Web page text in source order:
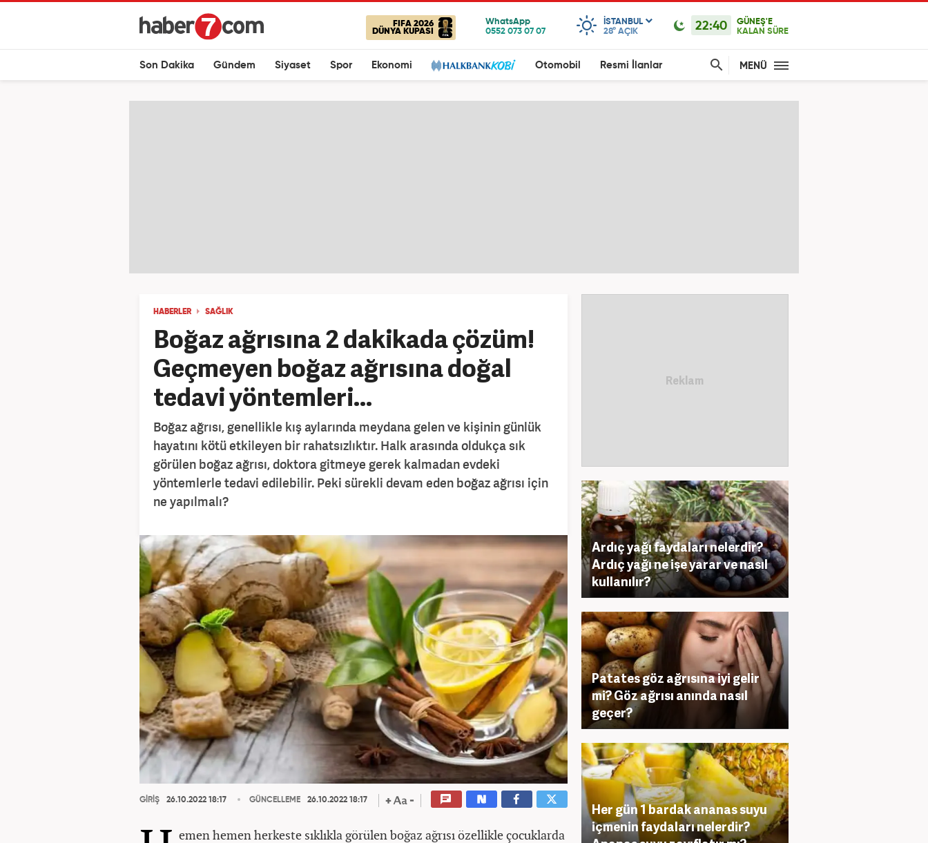
FIFA 2026
DÜNYA KUPASI
ISTANBUL
28° AÇIK 22:40
GÜNEŞ'E
KALAN SÜRE
Son Dakika Gündem Siyaset Spor Ekonomi Otomobil Resmi İlanlar MENÜ
HABERLER SAĞLIK
Boğaz ağrısına 2 dakikada çözüm!
Geçmeyen boğaz ağrısına doğal
tedavi yöntemleri...
Boğaz ağrısı, genellikle kış aylarında meydana gelen ve kişinin günlük
hayatını kötü etkileyen bir rahatsızlıktır. Halk arasında oldukça sık
görülen boğaz ağrısı, doktora gitmeye gerek kalmadan evdeki
yöntemlerle tedavi edilebilir. Peki sürekli devam eden boğaz ağrısı için
ne yapılmalı?
GİRİŞ 26.10.2022 18:17 GÜNCELLEME 26.10.2022 18:17
emen hemen herkeste sıklıkla görülen boğaz ağrısı özellikle çocuklarda
Ardıç yağı faydaları nelerdir?
Ardıç yağı ne işe yarar ve nasıl
kullanılır?
Patates göz ağrısına iyi gelir
mi? Göz ağrısı anında nasıl
geçer?
Her gün 1 bardak ananas suyu
içmenin faydaları nelerdir?